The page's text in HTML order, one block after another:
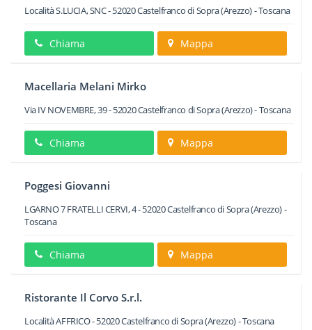
Località S.LUCIA, SNC-52020Castelfranco di Sopra(Arezzo) -Toscana
Chiama Mappa
Macellaria Melani Mirko
Via IV NOVEMBRE, 39-52020Castelfranco di Sopra(Arezzo) -Toscana
Chiama Mappa
Poggesi Giovanni
LGARNO 7 FRATELLI CERVI, 4-52020Castelfranco di Sopra(Arezzo) -
Toscana
Chiama Mappa
Ristorante Il Corvo S.r.l.
Località AFFRICO-52020Castelfranco di Sopra(Arezzo) -Toscana